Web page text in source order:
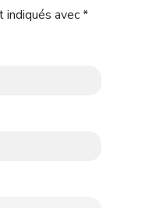
indiqués avec*